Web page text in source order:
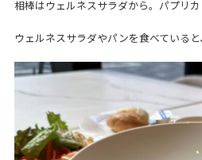
相棒はウェルネスサラダから。パプリ
ウェルネスサラダやパンを食べている